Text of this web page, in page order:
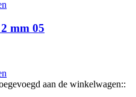
mm 05
aan de winkelwagen::